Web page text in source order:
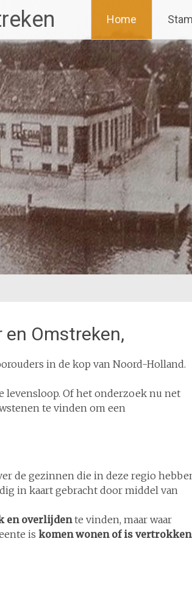
Home
Omstreken,
in de kop van Noord-Holland.
levensloop. Of het onderzoek nu net
te vinden om een
de gezinnen die in deze regio
in kaart gebracht door middel van
en overlijdente vinden, maar waar
is komen wonen of is vertrokken.